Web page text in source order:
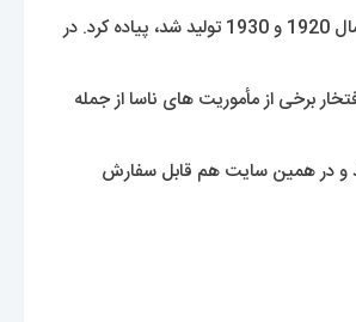
این ساعت فقط یک محصول لوکس محسوب نمیشود بلکه یکی از ساعت های دارای هویت در جهان نیز تلقی میشود. امگا در ابتدا این طرح را برای زمانسنج های اولیه که در سال 1920 و 1930 تولید شد، پیاده کرد. در
با کالیبر 861 معرفی گردید. کمی بعد، کمپانی امگا، به افتخار برخی از مأموریت های ناسا از جمله
سیارات منظومه شمسی روانه بازار شد و در همین سایت هم قابل سفارش